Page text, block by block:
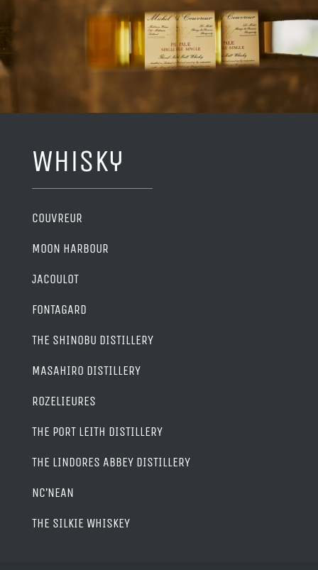
Whisky
COUVREUR
MOON HARBOUR
JACOULOT
FONTAGARD
THE SHINOBU DISTILLERY
MASAHIRO DISTILLERY
ROZELIEURES
THE PORT LEITH DISTILLERY
THE LINDORES ABBEY DISTILLERY
NC’NEAN
THE SILKIE WHISKEY